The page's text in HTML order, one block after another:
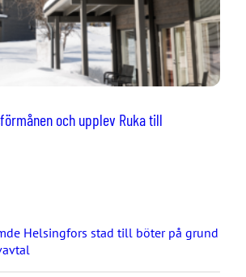
och upplev Ruka till
Helsingfors stad till böter på grund